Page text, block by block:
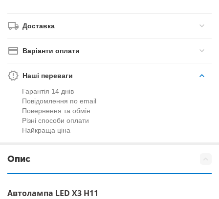
Доставка
Варіанти оплати
Наші переваги
Гарантія 14 днів
Повідомлення по email
Повернення та обмін
Різні способи оплати
Найкраща ціна
Опис
Автолампа LED X3 H11